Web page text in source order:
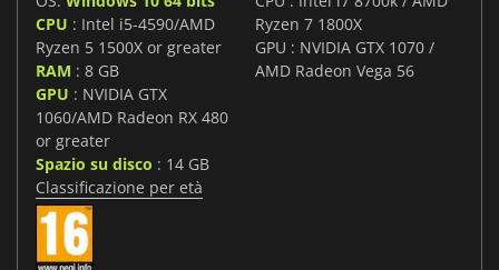
CPU : Intel i5-4590/AMD
Ryzen 5 1500X or greater
RAM : 8 GB
GPU : NVIDIA GTX
1060/AMD Radeon RX 480
or greater
Spazio su disco : 14 GB
Ryzen 7 1800X
GPU : NVIDIA GTX 1070 /
AMD Radeon Vega 56
Classificazione per età